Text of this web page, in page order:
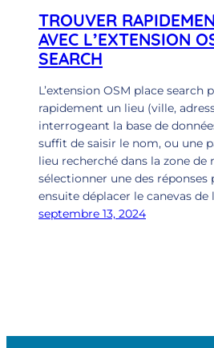
TROUVER
AVEC L’EXTENSION
SEARCH
L’extension OSM place search
rapidement un lieu (ville,
interrogeant la base de
suffit de saisir le nom, ou une
lieu recherché dans la zone de
sélectionner une des réponses
ensuite déplacer le canevas de
septembre 13, 2024